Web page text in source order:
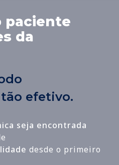
paciente
da
tão efetivo.
seja encontrada
desde o primeiro